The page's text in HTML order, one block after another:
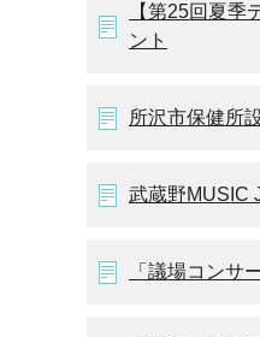
【第25回夏
ント
所沢市保健所
武蔵野MUSIC
「議場コンサ